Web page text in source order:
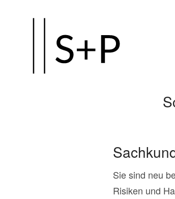
Hauptinhalt
Sie sind neu
Risiken und